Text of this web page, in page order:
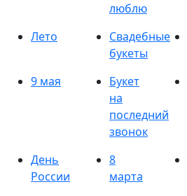
люблю
Лето
Свадебные
букеты
9 мая
Букет
на
последний
звонок
День
России
8
марта